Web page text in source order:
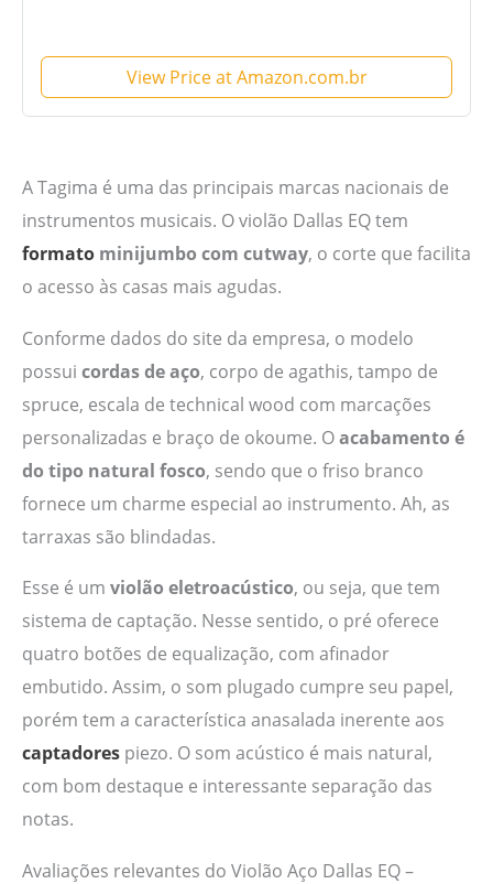
View Price at Amazon.com.br
A Tagima é uma das principais marcas nacionais de
instrumentos musicais. O violão Dallas EQ tem
formato minijumbo com cutway, o corte que facilita
o acesso às casas mais agudas.
Conforme dados do site da empresa, o modelo
possui cordas de aço, corpo de agathis, tampo de
spruce, escala de technical wood com marcações
personalizadas e braço de okoume. Oacabamento é
do tipo natural fosco, sendo que o friso branco
fornece um charme especial ao instrumento. Ah, as
tarraxas são blindadas.
Esse é um violão eletroacústico, ou seja, que tem
sistema de captação. Nesse sentido, o pré oferece
quatro botões de equalização, com afinador
embutido. Assim, o som plugado cumpre seu papel,
porém tem a característica anasalada inerente aos
captadores piezo. O som acústico é mais natural,
com bom destaque e interessante separação das
notas.
Avaliações relevantes do Violão Aço Dallas EQ –